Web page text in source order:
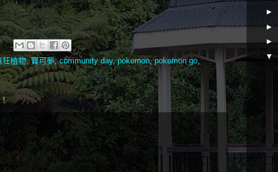
狂植物,寶可夢,community day,pokemon,pokemon go,
►
►
►
▼